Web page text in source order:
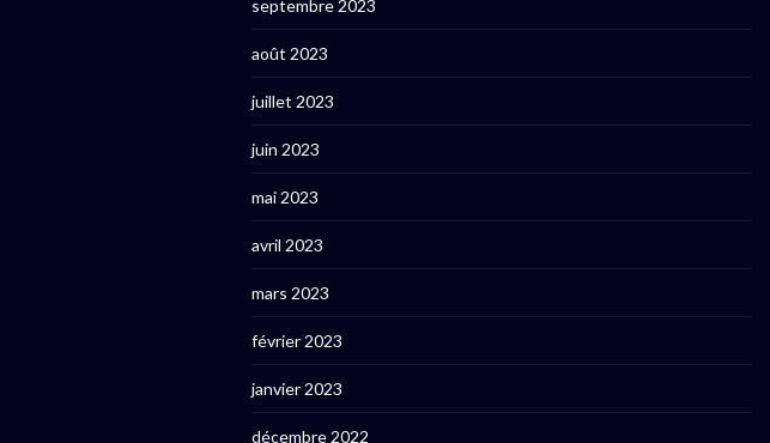
septembre 2023
août 2023
juillet 2023
juin 2023
mai 2023
avril 2023
mars 2023
février 2023
janvier 2023
décembre 2022